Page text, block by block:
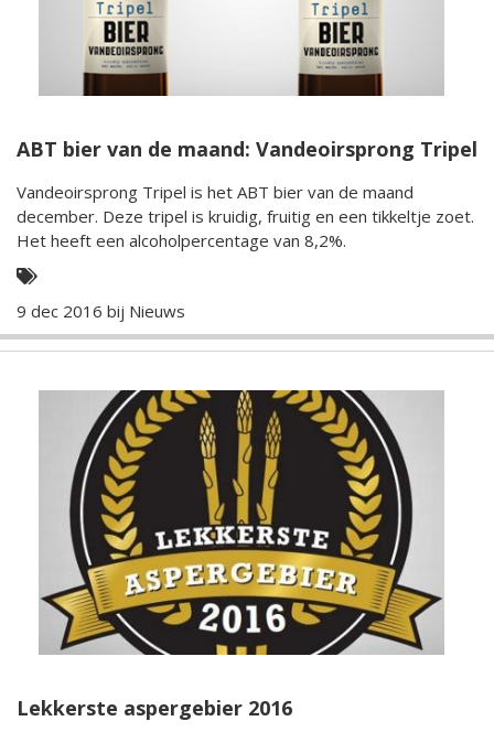
ABT bier van de maand: Vandeoirsprong Tripel
Vandeoirsprong Tripel is het ABT bier van de maand
december. Deze tripel is kruidig, fruitig en een tikkeltje zoet.
Het heeft een alcoholpercentage van 8,2%.
9 dec 2016 bij Nieuws
Lekkerste aspergebier 2016